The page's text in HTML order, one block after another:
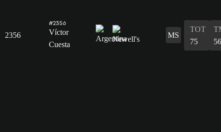
2356
#2356
Víctor
Cuesta
MS
TOT
75
56